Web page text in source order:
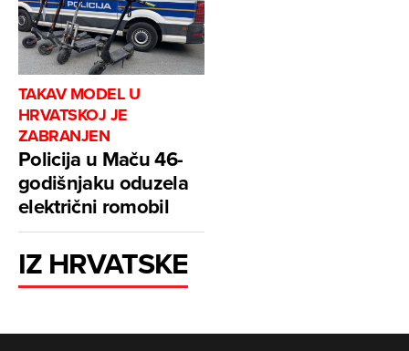
TAKAV MODEL U
HRVATSKOJ JE
ZABRANJEN
Policija u Maču 46-
godišnjaku oduzela
električni romobil
IZ HRVATSKE